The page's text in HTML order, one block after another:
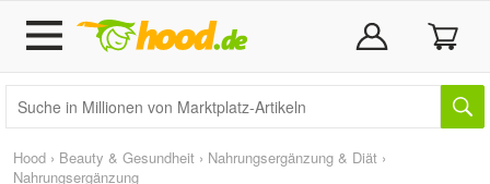
Hood › Beauty & Gesundheit › Nahrungsergänzung & Diät ›
Nahrungsergänzung